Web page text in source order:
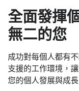
全面發揮
無二的您
成功對每個人都有
支援的工作環境，
您的個人發展與成